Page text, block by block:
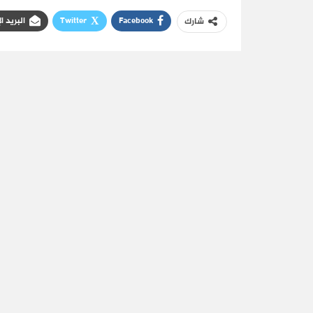
شارك Facebook
Twitter البريد